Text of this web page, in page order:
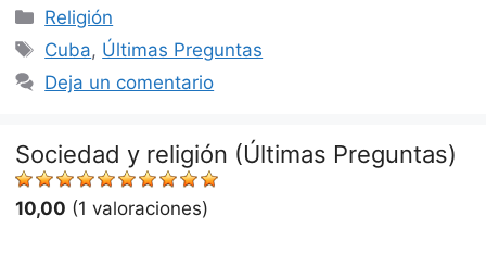
Categorías
Religión
Etiquetas
Cuba, Últimas Preguntas
Deja un comentario
Sociedad y religión (Últimas Preguntas)
10,00 (1 valoraciones)